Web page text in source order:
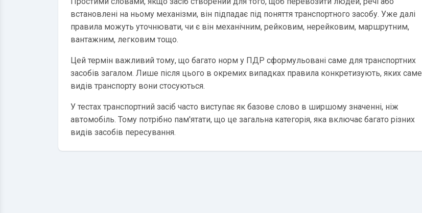
встановлені на ньому механізми, він підпадає під поняття транспортного засобу. Уже далі
правила можуть уточнювати, чи є він механічним, рейковим, нерейковим, маршрутним,
вантажним, легковим тощо.
Цей термін важливий тому, що багато норм у ПДР сформульовані саме для транспортних
засобів загалом. Лише після цього в окремих випадках правила конкретизують, яких саме
видів транспорту вони стосуються.
У тестах транспортний засіб часто виступає як базове слово в ширшому значенні, ніж
автомобіль. Тому потрібно пам'ятати, що це загальна категорія, яка включає багато різних
видів засобів пересування.